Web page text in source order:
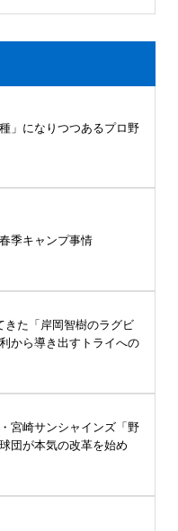
」になりつつあるプロ野
季キャンプ事情
きた「岸岡智樹のラグビ
から導き出すトライへの
宮崎サンシャインズ「野
団が本気の改革を始め